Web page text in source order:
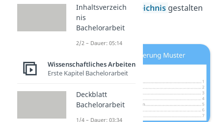
du deinInhaltsverzeichnis gestalten
kannst:
Inhaltsverzeich
nis
Bachelorarbeit
2/2 – Dauer: 05:14
Wissenschaftliches Arbeiten
Erste Kapitel Bachelorarbeit
Deckblatt
Bachelorarbeit
1/4 – Dauer: 03:34